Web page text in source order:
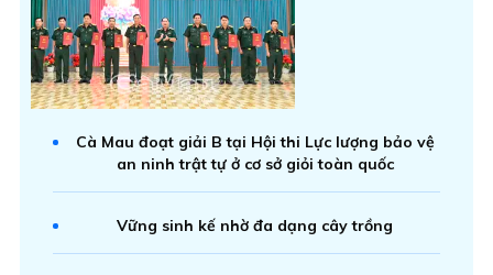
Cà Mau đoạt giải B tại Hội thi Lực lượng bảo vệ
an ninh trật tự ở cơ sở giỏi toàn quốc
Vững sinh kế nhờ đa dạng cây trồng